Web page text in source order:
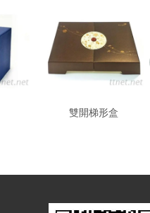
雙開梯形盒